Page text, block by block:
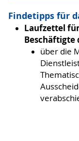
Findetipps für
Laufzettel
Beschäftigte
über die